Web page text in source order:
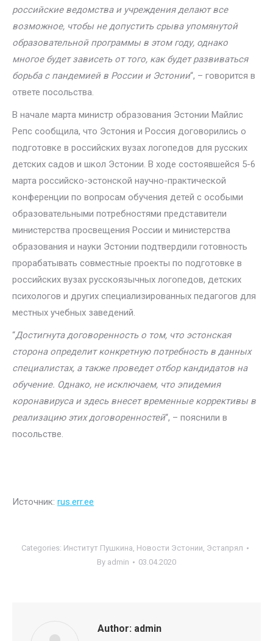
российские ведомства и учреждения делают все
возможное, чтобы не допустить срыва упомянутой
образовательной программы в этом году, однако
многое будет зависеть от того, как будет развиваться
борьба с пандемией в России и Эстонии“, – говорится в
ответе посольства.
В начале марта министр образования Эстонии Майлис
Репс сообщила, что Эстония и Россия договорились о
подготовке в российских вузах логопедов для русских
детских садов и школ Эстонии. В ходе состоявшейся 5-6
марта российско-эстонской научно-практической
конференции по вопросам обучения детей с особыми
образовательными потребностями представители
министерства просвещения России и министерства
образования и науки Эстонии подтвердили готовность
прорабатывать совместные проекты по подготовке в
российских вузах русскоязычных логопедов, детских
психологов и других специализированных педагогов для
местных учебных заведений.
“Достигнута договоренность о том, что эстонская
сторона определит конкретную потребность в данных
специалистах, а также проведет отбор кандидатов на
обучение. Однако, не исключаем, что эпидемия
коронавируса и здесь внесет временные коррективы в
реализацию этих договоренностей“, – пояснили в
посольстве.
Источник: rus.err.ee
Categories: Институт Пушкина, Новости Эстонии, Эстапрял
By admin 03.04.2020
Author: admin